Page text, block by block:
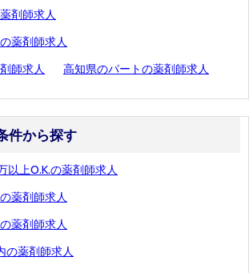
剤師求人
薬剤師求人
師求人 高知県のパートの薬剤師求人
件から探す
以上O.K.の薬剤師求人
薬剤師求人
薬剤師求人
の薬剤師求人